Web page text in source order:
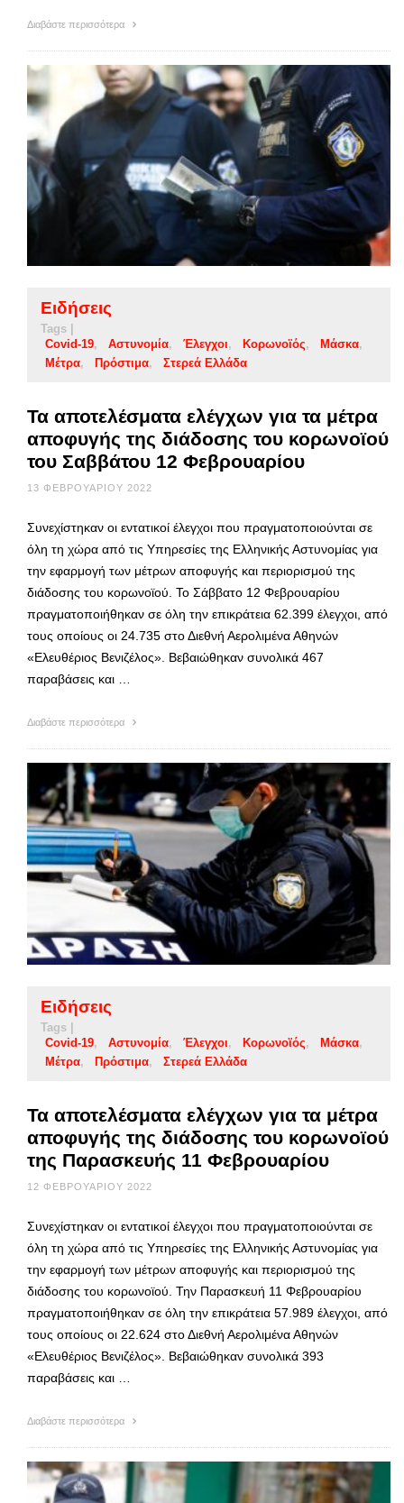
Διαβάστε περισσότερα
Ειδήσεις
Tags |
Covid-19
Αστυνομία Έλεγχοι Κορωνοϊός
Μάσκα
Μέτρα
Πρόστιμα Στερεά Ελλάδα
Τα αποτελέσματα ελέγχων για τα μέτρα
αποφυγής της διάδοσης του κορωνοϊού
του Σαββάτου 12 Φεβρουαρίου
13 ΦΕΒΡΟΥΑΡΊΟΥ 2022
Συνεχίστηκαν οι εντατικοί έλεγχοι που πραγματοποιούνται σε
όλη τη χώρα από τις Υπηρεσίες της Ελληνικής Αστυνομίας για
την εφαρμογή των μέτρων αποφυγής και περιορισμού της
διάδοσης του κορωνοϊού. Το Σάββατο 12 Φεβρουαρίου
πραγματοποιήθηκαν σε όλη την επικράτεια 62.399 έλεγχοι, από
τους οποίους οι 24.735 στο Διεθνή Αερολιμένα Αθηνών
«Ελευθέριος Βενιζέλος». Βεβαιώθηκαν συνολικά 467
παραβάσεις και …
Διαβάστε περισσότερα
Ειδήσεις
Tags |
Covid-19
Αστυνομία Έλεγχοι Κορωνοϊός
Μάσκα
Μέτρα
Πρόστιμα Στερεά Ελλάδα
Τα αποτελέσματα ελέγχων για τα μέτρα
αποφυγής της διάδοσης του κορωνοϊού
της Παρασκευής 11 Φεβρουαρίου
12 ΦΕΒΡΟΥΑΡΊΟΥ 2022
Συνεχίστηκαν οι εντατικοί έλεγχοι που πραγματοποιούνται σε
όλη τη χώρα από τις Υπηρεσίες της Ελληνικής Αστυνομίας για
την εφαρμογή των μέτρων αποφυγής και περιορισμού της
διάδοσης του κορωνοϊού. Την Παρασκευή 11 Φεβρουαρίου
πραγματοποιήθηκαν σε όλη την επικράτεια 57.989 έλεγχοι, από
τους οποίους οι 22.624 στο Διεθνή Αερολιμένα Αθηνών
«Ελευθέριος Βενιζέλος». Βεβαιώθηκαν συνολικά 393
παραβάσεις και …
Διαβάστε περισσότερα